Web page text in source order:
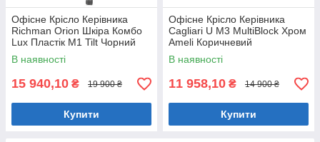
Офісне Крісло Керівника
Richman Orion Шкіра Комбо
Lux Пластік М1 Tilt Чорний
В наявності
15 940,10 ₴ 19 900 ₴
Купити
Офісне Крісло Керівника
Cagliari U М3 MultiBlock Хром
Ameli Коричневий
В наявності
11 958,10 ₴ 14 900 ₴
Купити